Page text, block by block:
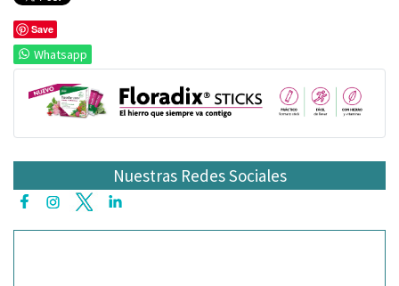
Save
Whatsapp
Nuestras Redes Sociales